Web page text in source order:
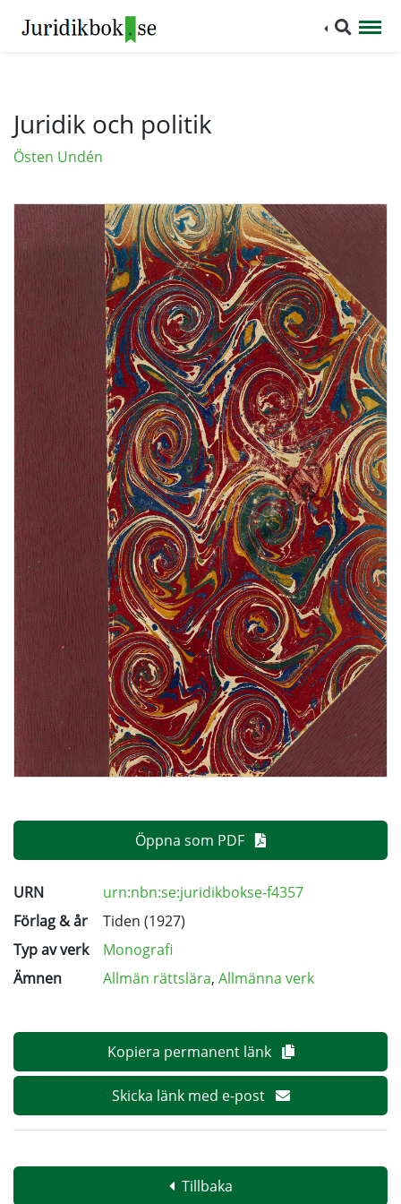
Juridik och politik
Östen Undén
Öppna som PDF
URN
urn:nbn:se:juridikbokse-f4357
Förlag & år
Tiden (1927)
Typ av verk
Monografi
Ämnen
Allmän rättslära, Allmänna verk
Kopiera permanent länk
Skicka länk med e-post
Tillbaka